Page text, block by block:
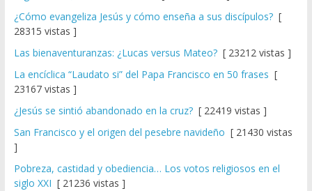
¿Cómo evangeliza Jesús y cómo enseña a sus discípulos?[
28315 vistas ]
Las bienaventuranzas: ¿Lucas versus Mateo?[ 23212 vistas ]
La encíclica “Laudato si” del Papa Francisco en 50 frases [
23167 vistas ]
¿Jesús se sintió abandonado en la cruz?[ 22419 vistas ]
San Francisco y el origen del pesebre navideño [ 21430 vistas
]
Pobreza, castidad y obediencia… Los votos religiosos en el
siglo XXI [ 21236 vistas ]